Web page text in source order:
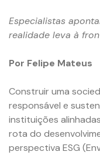
Especialistas
realidade leva à
Por Felipe Mateus
Construir uma
responsável e
instituições
rota do
perspectiva ESG